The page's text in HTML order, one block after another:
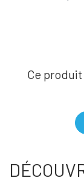
Ce